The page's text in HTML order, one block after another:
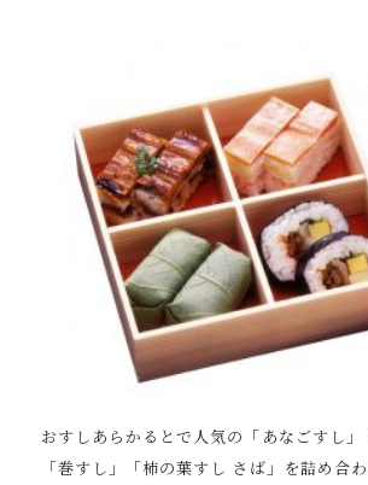
おすしあらかるとで人気の「あなごすし」
「巻すし」「柿の葉すし さば」を詰め合